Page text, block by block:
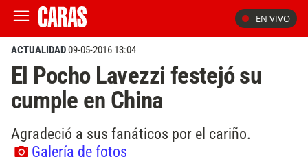
EN VIVO
ACTUALIDAD09-05-2016 13:04
El Pocho Lavezzi festejó su
cumple en China
Agradeció a sus fanáticos por el cariño.
Galería de fotos